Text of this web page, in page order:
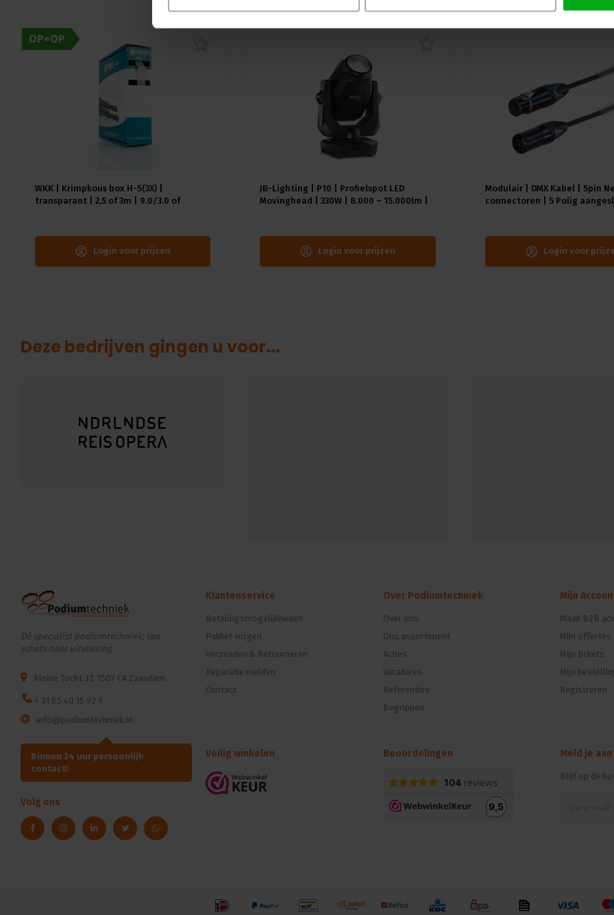
OP=OP
WKK | Krimpkous box H-5(3X) |
transparant | 2,5 of 3m | 9.0/3.0 of
Login voor prijzen
JB-Lighting | P10 | Profielspot LED
Movinghead | 330W | 8.000 – 15.000lm |
Login voor prijzen
Modulair | DMX Kabel | 5pin
connectoren | 5 Polig
Login voor
Deze bedrijven gingen u voor...
Dé specialist podiumtechniek; van
schets naar uitvoering
Kleine Tocht 32 1507 CA Zaandam
+ 31 85 40 15 92 9
info@podiumtechniek.nl
Binnen 24 uur persoonlijk
contact!
Volg ons
Klantenservice
Betalingsmogelijkheden
Pakket volgen
Verzenden & Retourneren
Reparatie melden
Contact
Over Podiumtechniek
Over ons
Ons assortiment
Acties
Vacatures
Referenties
Begrippen
Mijn
Maak B2B
Mijn offertes
Mijn tickets
Mijn
Registreren
Veilig winkelen Beoordelingen Meld je
Blijf op de